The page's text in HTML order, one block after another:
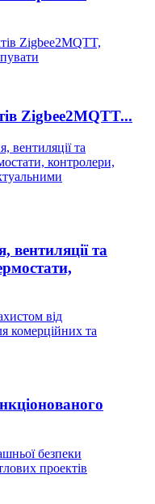
Zigbee2MQTT...
вентиляції та